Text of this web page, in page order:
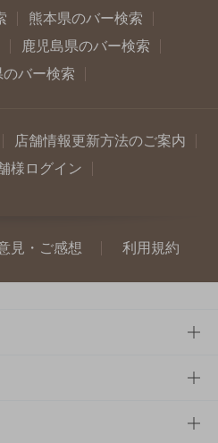
熊本県のバー検索
鹿児島県のバー検索
のバー検索
店舗情報更新方法のご案内
様ログイン
見・ご感想 利用規約